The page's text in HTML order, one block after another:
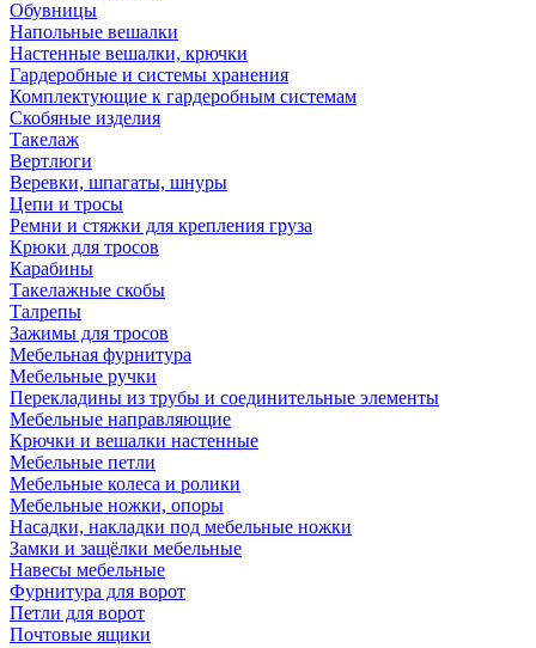
Обувницы
Напольные вешалки
Настенные вешалки, крючки
Гардеробные и системы хранения
Комплектующие к гардеробным системам
Скобяные изделия
Такелаж
Вертлюги
Веревки, шпагаты, шнуры
Цепи и тросы
Ремни и стяжки для крепления груза
Крюки для тросов
Карабины
Такелажные скобы
Талрепы
Зажимы для тросов
Мебельная фурнитура
Мебельные ручки
Перекладины из трубы и соединительные элементы
Мебельные направляющие
Крючки и вешалки настенные
Мебельные петли
Мебельные колеса и ролики
Мебельные ножки, опоры
Насадки, накладки под мебельные ножки
Замки и защёлки мебельные
Навесы мебельные
Фурнитура для ворот
Петли для ворот
Почтовые ящики